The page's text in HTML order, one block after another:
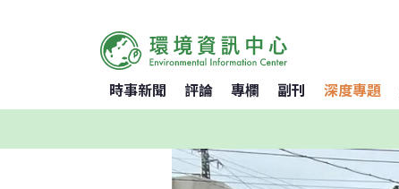
時事新聞 評論 專欄 副刊 深度專題